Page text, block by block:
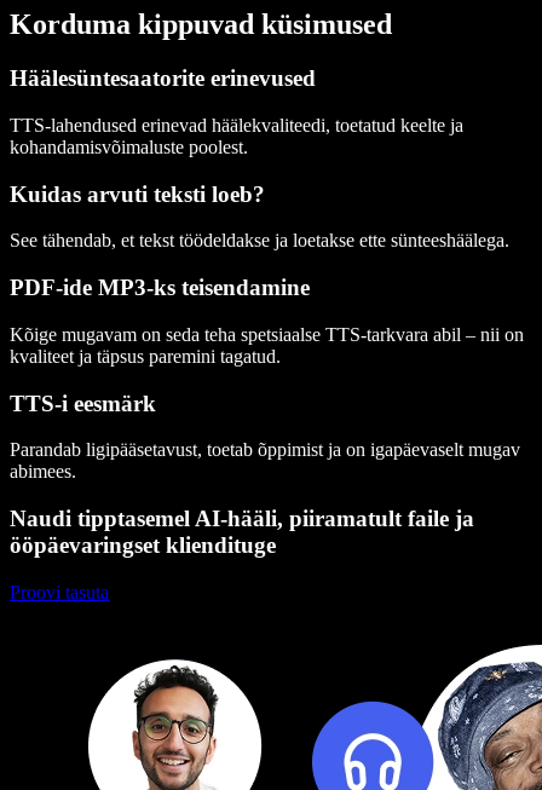
Korduma kippuvad küsimused
Häälesüntesaatorite erinevused
TTS-lahendused erinevad häälekvaliteedi, toetatud keelte ja
kohandamisvõimaluste poolest.
Kuidas arvuti teksti loeb?
See tähendab, et tekst töödeldakse ja loetakse ette sünteeshäälega.
PDF-ide MP3-ks teisendamine
Kõige mugavam on seda teha spetsiaalse TTS-tarkvara abil – nii on
kvaliteet ja täpsus paremini tagatud.
TTS-i eesmärk
Parandab ligipääsetavust, toetab õppimist ja on igapäevaselt mugav
abimees.
Naudi tipptasemel AI-hääli, piiramatult faile ja
ööpäevaringset kliendituge
Proovi tasuta